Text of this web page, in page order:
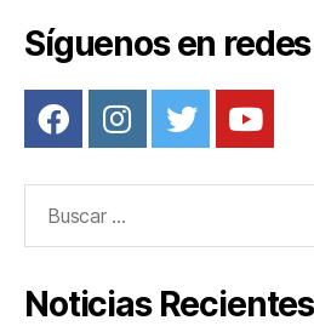
Síguenos en
Noticias Recientes